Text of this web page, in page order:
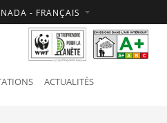
- FRANÇAIS
ACTUALITÉS